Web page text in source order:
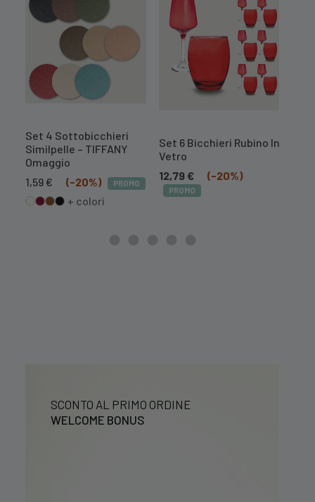
Set 4 Sottobicchieri
Similpelle – TIFFANY
Omaggio
Il
prezzo
originale
1,59€
prezzo
attuale
(-20%) PROMO
+ colori
Set 6 Bicchieri Rubino In
Vetro
12,79 € (-20%)
PROMO
SCONTO AL PRIMO ORDINE
WELCOME BONUS